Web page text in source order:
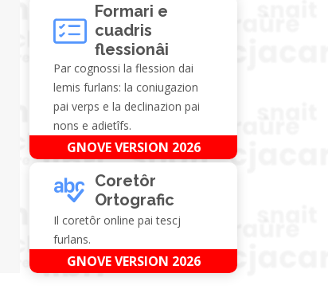
Formari e
cuadris
flessionâi
Par cognossi la flession dai
lemis furlans: la coniugazion
pai verps e la declinazion pai
nons e adietîfs.
GNOVE VERSION 2026
Coretôr
Ortografic
Il coretôr online pai tescj
furlans.
GNOVE VERSION 2026